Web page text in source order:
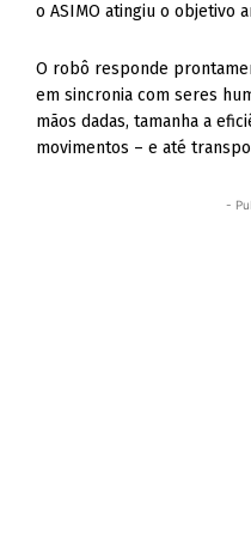
o ASIMO atingiu o objetivo
O robô responde
em sincronia com seres
mãos dadas, tamanha a
movimentos – e até
-